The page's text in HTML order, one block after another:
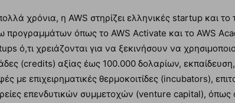
χρόνια, η AWS στηρίζει ελληνικές startup και
προγραμμάτων όπως το AWS Activate και το AWS
ό,τι χρειάζονται για να ξεκινήσουν να
(credits) αξίας έως 100.000 δολαρίων,
με επιχειρηματικές θερμοκοιτίδες (incubators),
επενδυτικών συμμετοχών (venture capital),